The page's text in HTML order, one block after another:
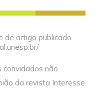
de artigo publicado
não
da revista Interesse